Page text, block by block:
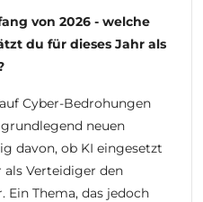
von 2026 - welche
du für dieses Jahr als
Cyber-Bedrohungen
neuen
davon, ob KI eingesetzt
Verteidiger den
Thema, das jedoch